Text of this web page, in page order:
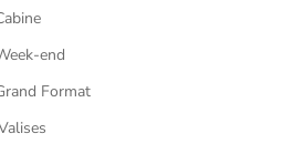
end
Format